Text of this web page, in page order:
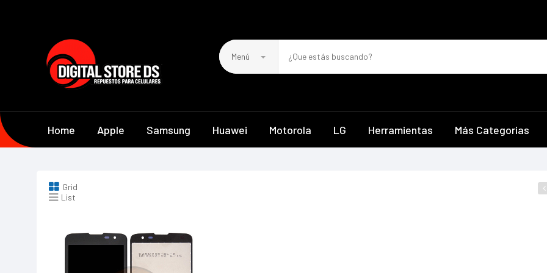
Menú
Home Apple Samsung Huawei Motorola LG Herramientas Más Categorias
Grid
List